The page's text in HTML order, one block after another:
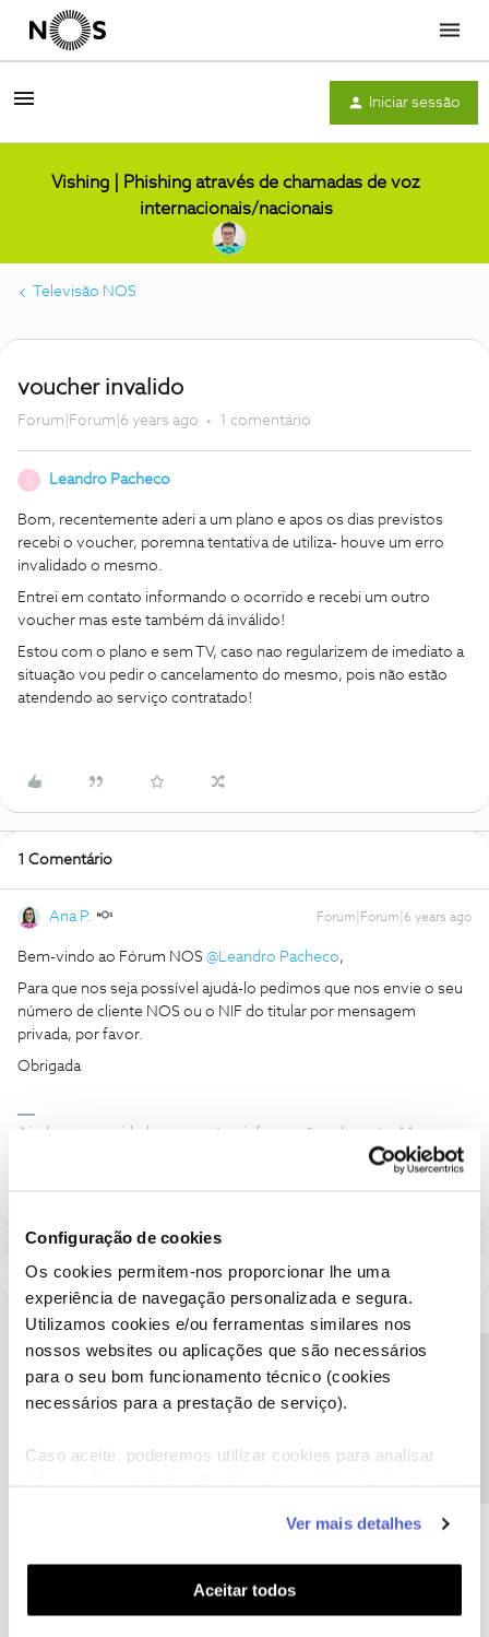
Configuração de cookies
Os cookies permitem-nos proporcionar lhe uma
experiência de navegação personalizada e segura.
Utilizamos cookies e/ou ferramentas similares nos
nossos websites ou aplicações que são necessários
para o seu bom funcionamento técnico (cookies
necessários para a prestação de serviço).
Caso aceite, poderemos utilizar cookies para analisar
funcionalidades (cookies de personalização e
funcionalidade) e adaptar anúncios aos seus interesses
(cookies de publicidade personalizada). Pode gerir a
utilização dos cookies clicando em "Configurar
Ver mais detalhes
Aceitar todos
Menu
Iniciar sessão
Vishing | Phishing através de chamadas de voz
internacionais/nacionais
Televisão NOS
voucher invalido
Forum|Forum|6 years ago 1 comentário
Leandro Pacheco
Bom, recentemente aderi a um plano e apos os dias previstos
recebi o voucher, poremna tentativa de utiliza- houve um erro
invalidado o mesmo.
Entrei em contato informando o ocorrido e recebi um outro
voucher mas este também dá inválido!
Estou com o plano e sem TV, caso nao regularizem de imediato a
situação vou pedir o cancelamento do mesmo, pois não estão
atendendo ao serviço contratado!
1 Comentário
Ana P. Forum|Forum|6 years ago
Bem-vindo ao Fórum NOS @Leandro Pacheco,
Para que nos seja possível ajudá-lo pedimos que nos envie o seu
número de cliente NOS ou o NIF do titular por mensagem
privada, por favor.
Obrigada
Ajude a comunidade a encontrar informação relevante. Marque
como "Melhor Resposta" e faça "Like" nos melhores comentários.
A poupança que COMBINA